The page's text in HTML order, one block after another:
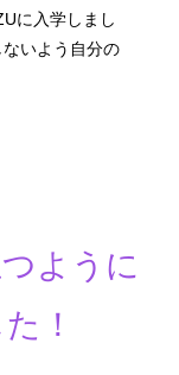
に入学しまし
いよう自分の
ように
！